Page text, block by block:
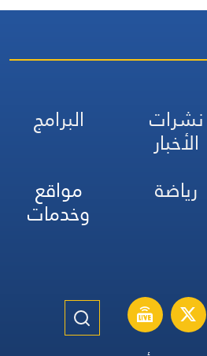
نشرات
الأخبار
البرامج
رياضة مواقع
وخدمات